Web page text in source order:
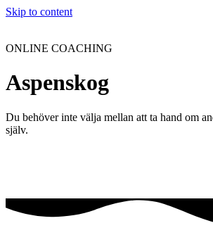
Skip to content
ONLINE COACHING
Aspenskog
Du behöver inte välja mellan att ta hand om
själv.